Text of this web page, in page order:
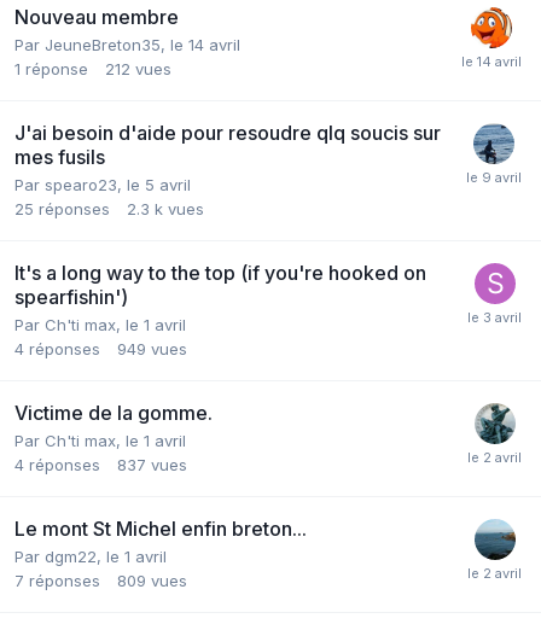
Nouveau membre
Par JeuneBreton35, le 14 avril
1 réponse 212 vues
J'ai besoin d'aide pour resoudre qlq soucis sur
mes fusils
Par spearo23, le 5 avril
25 réponses 2.3 k vues
It's a long way to the top (if you're hooked on
spearfishin')
Par Ch'ti max, le 1 avril
4 réponses 949 vues
Victime de la gomme.
Par Ch'ti max, le 1 avril
4 réponses 837 vues
Le mont St Michel enfin breton...
Par dgm22, le 1 avril
7 réponses 809 vues